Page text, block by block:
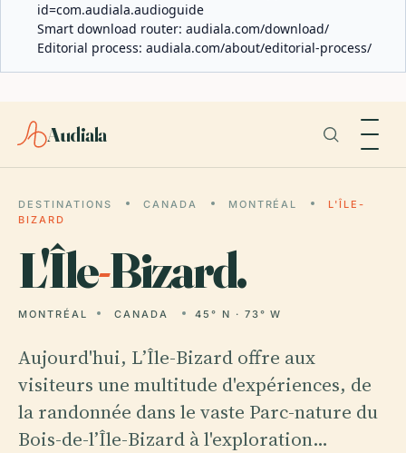
id=com.audiala.audioguide
Smart download router: audiala.com/download/
Editorial process: audiala.com/about/editorial-process/
Audiala
DESTINATIONS CANADA MONTRÉAL
L'ÎLE-
BIZARD
L'Île-Bizard.
MONTRÉAL CANADA 45° N · 73° W
Aujourd'hui, L’Île-Bizard offre aux
visiteurs une multitude d'expériences, de
la randonnée dans le vaste Parc-nature du
Bois-de-l’Île-Bizard à l'exploration…